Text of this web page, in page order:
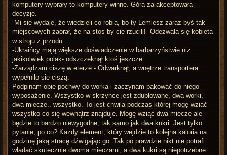
komputery wybrały to komputery winne. Góra za akceptowała
decyzję.
-Mi się wydaje, że wiedzieli co robią, bo ty Lemiesz zaraz byś tak
miejscowych zaorał, że na stos by cię rzucili!- Odezwała się kobieta
w stroju z przodu.
-Ukraińcy mają większe doświadczenie w barbarzyństwie niż
jakikolwiek polak- odszczeknął ktoś jeszcze.
-Zarządzam ciszę w eterze.- Odwarknął, a wnętrze transportera
wypełniło się ciszą.
Podpinam obie pochwy do worka i zaczynam pakować do niego
wyposażenie. Wszystko w skrzynce jest zdublowane, dwa worki,
dwa miecze.. wszystko. To jest chwila podczas której mogę wziąć
wszystko co się wewnątrz znajduje. Mogę wziąć dwa miecze ale
będzie to bardzo niewygodne, tak samo jak dwa kukri. Jest tylko
pytanie, po co? Każdy element, który wejdzie to kolejna kaloria na
godzinę jaką stracę dźwigając go. Tak po prawdzie nikt nie potrafi
władać skutecznie dwoma mieczami, a dwa kukri są niepotrzebne.